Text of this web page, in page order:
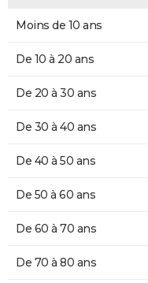
Moins de 10 ans
De 10 à 20 ans
De 20 à 30 ans
De 30 à 40 ans
De 40 à 50 ans
De 50 à 60 ans
De 60 à 70 ans
De 70 à 80 ans